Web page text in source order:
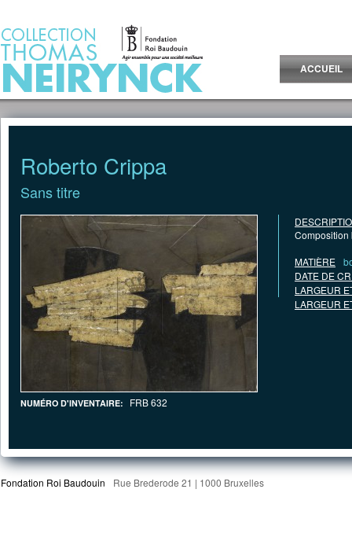
ACCUEIL
Roberto Crippa
Sans titre
NUMÉRO D'INVENTAIRE: FRB 632
Composition
MATIÈRE
DATE DE
LARGEUR
LARGEUR
Fondation Roi Baudouin Rue Brederode 21 | 1000 Bruxelles